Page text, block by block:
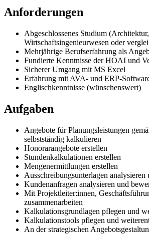
Anforderungen
Abgeschlossenes Studium
Wirtschaftsingenieurwesen oder
Mehrjährige Berufserfahrung als
Fundierte Kenntnisse der HOAI und
Sicherer Umgang mit MS Excel
Erfahrung mit AVA- und ERP-
Englischkenntnisse (wünschenswert)
Aufgaben
Angebote für Planungsleistungen
selbstständig kalkulieren
Honorarangebote erstellen
Stundenkalkulationen erstellen
Mengenermittlungen erstellen
Ausschreibungsunterlagen analysieren
Kundenanfragen analysieren und
Mit Projektleiter:innen,
zusammenarbeiten
Kalkulationsgrundlagen pflegen und
Kalkulationstools pflegen und
An der strategischen